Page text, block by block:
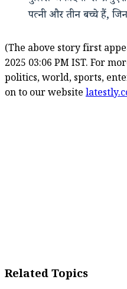
पत्नी और तीन बच्चे हैं,
(The above story first
2025 03:06 PM IST. For
politics, world, sports,
on to our website
Related Topics